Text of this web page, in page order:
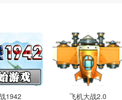
1942 飞机大战2.0